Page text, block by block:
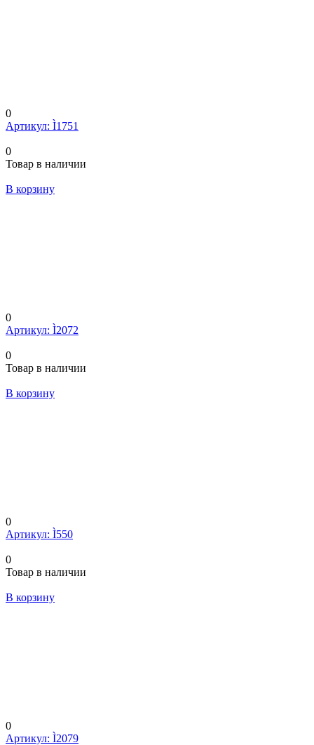
0
Артикул: Ì1751
0
Товар в наличии
В корзину
0
Артикул: Ì2072
0
Товар в наличии
В корзину
0
Артикул: Ì550
0
Товар в наличии
В корзину
0
Артикул: Ì2079